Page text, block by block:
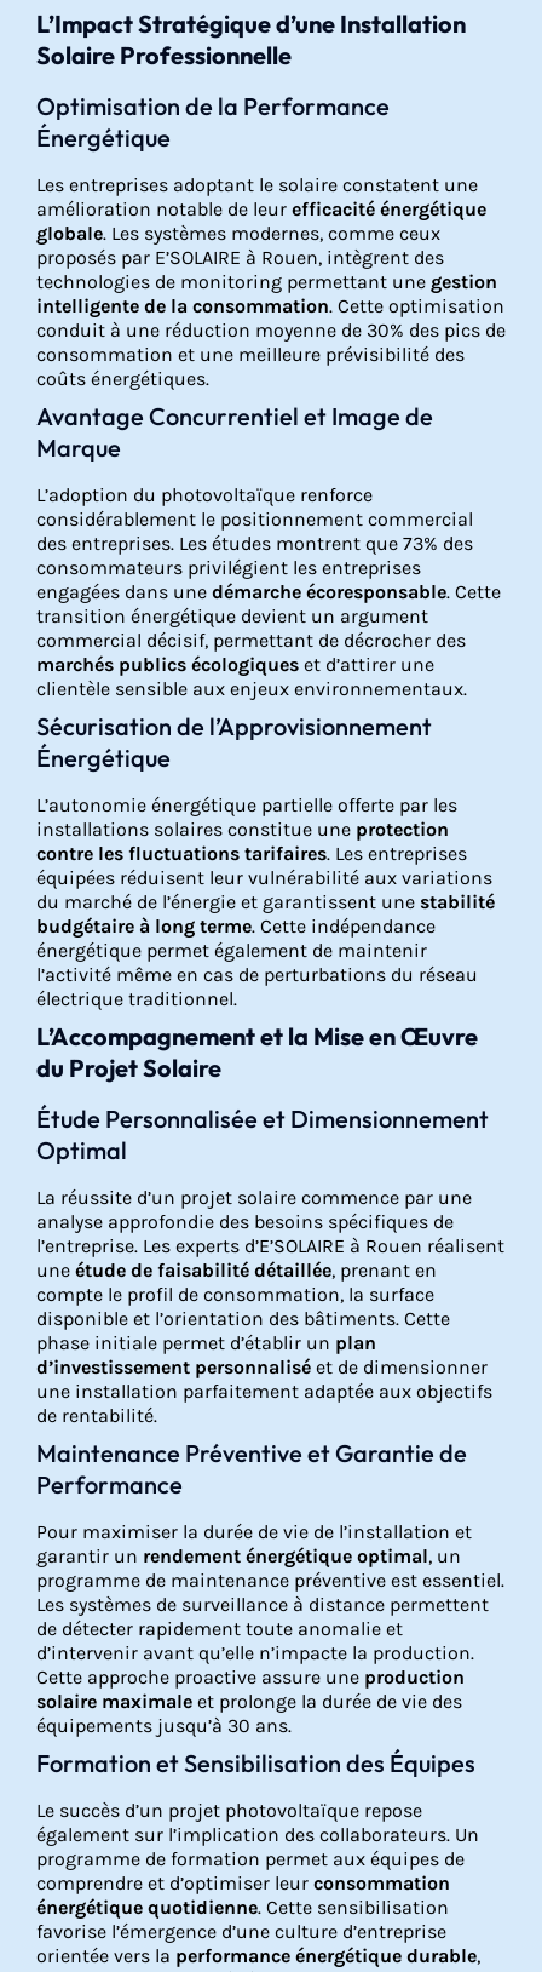
L’Impact Stratégique d’une Installation
Solaire Professionnelle
Optimisation de la Performance
Énergétique
Les entreprises adoptant le solaire constatent une
amélioration notable de leur efficacité énergétique
globale. Les systèmes modernes, comme ceux
proposés par E’SOLAIRE à Rouen, intègrent des
technologies de monitoring permettant une gestion
intelligente de la consommation. Cette optimisation
conduit à une réduction moyenne de 30% des pics de
consommation et une meilleure prévisibilité des
coûts énergétiques.
Avantage Concurrentiel et Image de
Marque
L’adoption du photovoltaïque renforce
considérablement le positionnement commercial
des entreprises. Les études montrent que 73% des
consommateurs privilégient les entreprises
engagées dans une démarche écoresponsable. Cette
transition énergétique devient un argument
commercial décisif, permettant de décrocher des
marchés publics écologiques et d’attirer une
clientèle sensible aux enjeux environnementaux.
Sécurisation de l’Approvisionnement
Énergétique
L’autonomie énergétique partielle offerte par les
installations solaires constitue une protection
contre les fluctuations tarifaires. Les entreprises
équipées réduisent leur vulnérabilité aux variations
du marché de l’énergie et garantissent une stabilité
budgétaire à long terme. Cette indépendance
énergétique permet également de maintenir
l’activité même en cas de perturbations du réseau
électrique traditionnel.
L’Accompagnement et la Mise en Œuvre
du Projet Solaire
Étude Personnalisée et Dimensionnement
Optimal
La réussite d’un projet solaire commence par une
analyse approfondie des besoins spécifiques de
l’entreprise. Les experts d’E’SOLAIRE à Rouen réalisent
une étude de faisabilité détaillée, prenant en
compte le profil de consommation, la surface
disponible et l’orientation des bâtiments. Cette
phase initiale permet d’établir un plan
d’investissement personnalisé et de dimensionner
une installation parfaitement adaptée aux objectifs
de rentabilité.
Maintenance Préventive et Garantie de
Performance
Pour maximiser la durée de vie de l’installation et
garantir un rendement énergétique optimal, un
programme de maintenance préventive est essentiel.
Les systèmes de surveillance à distance permettent
de détecter rapidement toute anomalie et
d’intervenir avant qu’elle n’impacte la production.
Cette approche proactive assure une production
solaire maximale et prolonge la durée de vie des
équipements jusqu’à 30 ans.
Formation et Sensibilisation des Équipes
Le succès d’un projet photovoltaïque repose
également sur l’implication des collaborateurs. Un
programme de formation permet aux équipes de
comprendre et d’optimiser leur consommation
énergétique quotidienne. Cette sensibilisation
favorise l’émergence d’une culture d’entreprise
orientée vers la performance énergétique durable,